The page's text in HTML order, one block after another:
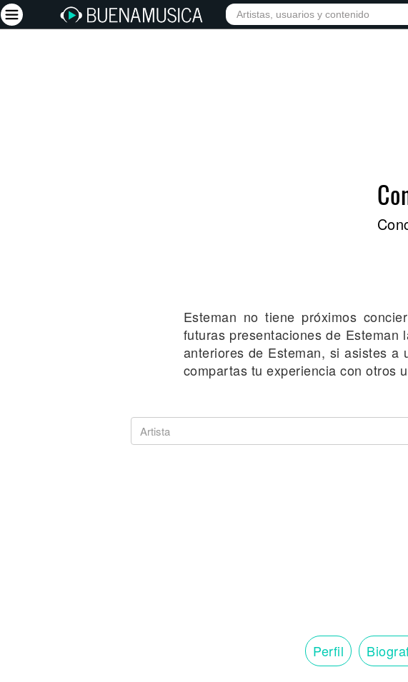
INICIO ARTISTAS RED SOCIAL
Esteman no tiene próximos
futuras presentaciones de
anteriores de Esteman, si asistes
compartas tu experiencia con otros
Perfil